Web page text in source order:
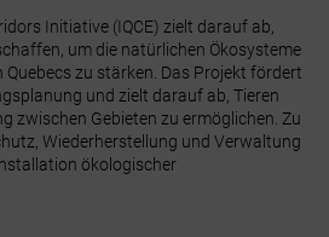
Initiative (IQCE) zielt darauf ab,
um die natürlichen Ökosysteme
Quebecs zu stärken. Das Projekt fördert
und zielt darauf ab, Tieren
zwischen Gebieten zu ermöglichen. Zu
Wiederherstellung und Verwaltung
ökologischer